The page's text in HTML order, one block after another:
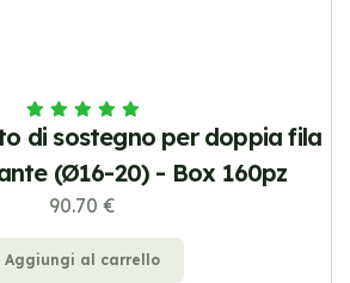
di sostegno per doppia fila
(Ø16-20) - Box 160pz
90.70 €
Aggiungi al carrello